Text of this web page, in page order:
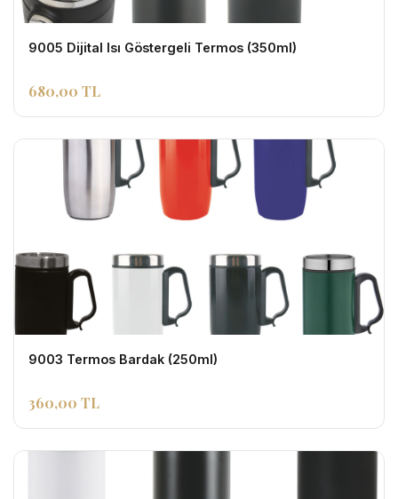
9005 Dijital Isı Göstergeli Termos (350ml)
680,00 TL
9003 Termos Bardak (250ml)
360,00 TL